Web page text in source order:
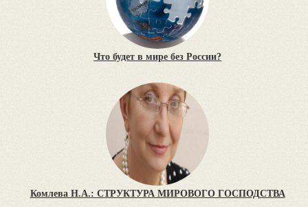
Что будет в мире без России?
Комлева Н.А.: СТРУКТУРА МИРОВОГО ГОСПОДСТВА